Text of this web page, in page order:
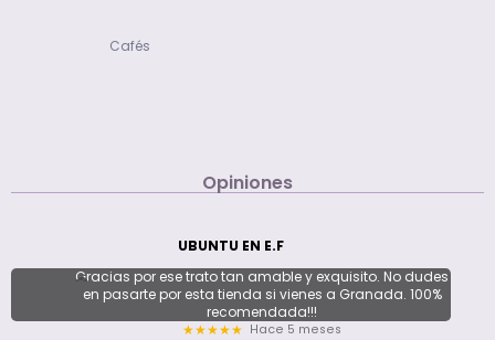
Cafés
Opiniones
UBUNTU EN E.F
Gracias por ese trato tan amable y exquisito. No dudes
en pasarte por esta tienda si vienes a Granada. 100%
recomendada!!!
★★★★★ Hace 5 meses